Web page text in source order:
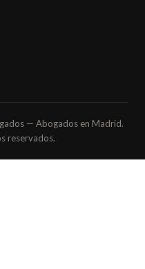
— Abogados en Madrid.
reservados.